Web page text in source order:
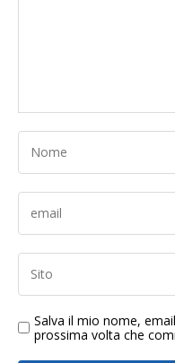
Salva il mio nome,
prossima volta che